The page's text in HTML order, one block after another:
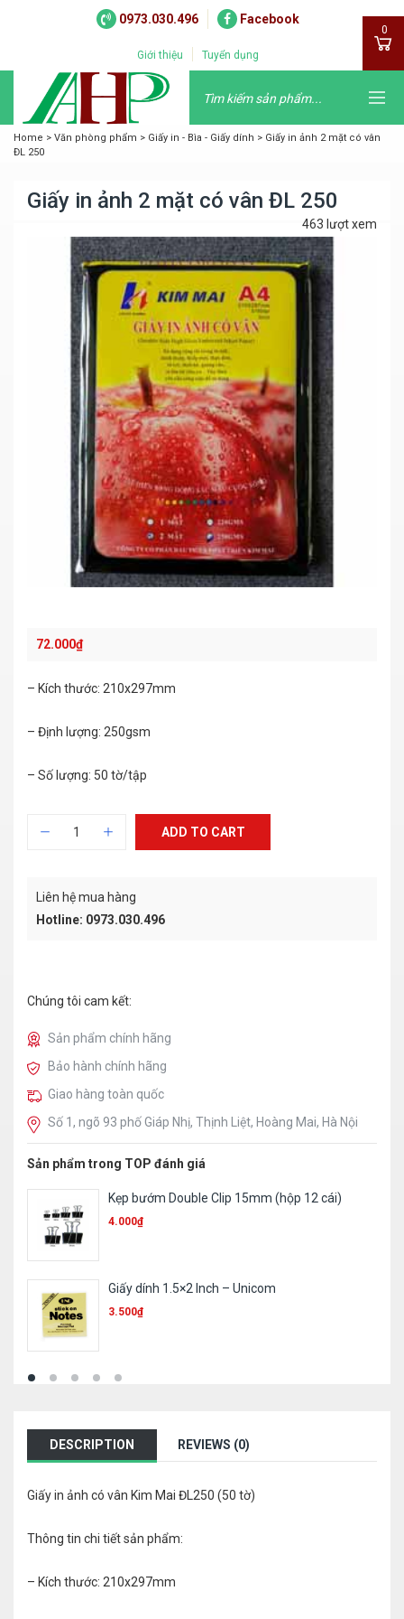
0973.030.496 Facebook
Giới thiệu Tuyển dụng
0
Home > Văn phòng phẩm > Giấy in - Bìa - Giấy dính > Giấy in ảnh 2 mặt có vân
ĐL 250
Giấy in ảnh 2 mặt có vân ĐL 250
463 lượt xem
72.000₫
– Kích thước: 210x297mm
– Định lượng: 250gsm
– Số lượng: 50 tờ/tập
ADD TO CART
Liên hệ mua hàng
Hotline: 0973.030.496
Chúng tôi cam kết:
Sản phẩm chính hãng
Bảo hành chính hãng
Giao hàng toàn quốc
Số 1, ngõ 93 phố Giáp Nhị, Thịnh Liệt, Hoàng Mai, Hà Nội
Sản phẩm trong TOP đánh giá
Kẹp bướm Double Clip 15mm (hộp 12 cái)
4.000₫
Giấy dính 1.5×2 Inch – Unicom
3.500₫
DESCRIPTION REVIEWS (0)
Giấy in ảnh có vân Kim Mai ĐL250 (50 tờ)
Thông tin chi tiết sản phẩm:
– Kích thước: 210x297mm